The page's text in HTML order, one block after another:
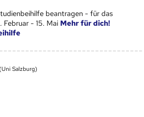
beantragen - für das
- 15. Mai Mehr für dich!
(Uni Salzburg)